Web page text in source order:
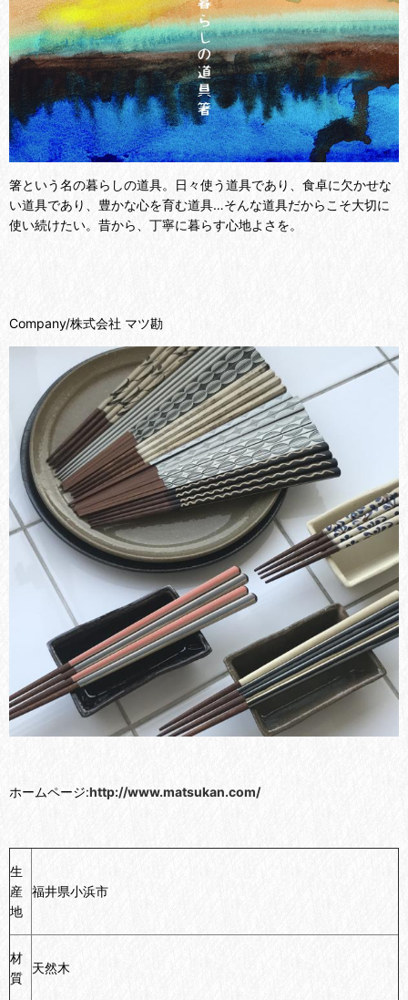
箸という名の暮らしの道具。日々使う道具であり、食卓に欠かせな
い道具であり、豊かな心を育む道具…そんな道具だからこそ大切に
使い続けたい。昔から、丁寧に暮らす心地よさを。
Company/株式会社 マツ勘
ホームページ:http://www.matsukan.com/
生
産
地
福井県小浜市
材
質
天然木